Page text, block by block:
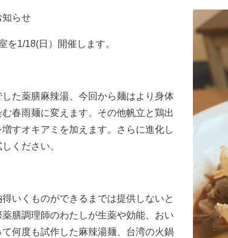
知らせ
を1/18(日）開催します。
た薬膳麻辣湯、今回から麺はより身体
春雨麺に変えます。その他帆立と鶏出
すオキアミを加えます。さらに進化し
ください。
いくものができるまでは提供しないと
膳調理師のわたしが生薬や効能、おい
何度も試作した麻辣湯麺、台湾の火鍋